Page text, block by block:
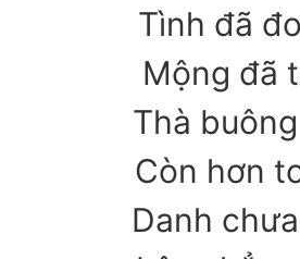
Tình đã
Mộng đã
Thà
Còn hơn
Danh